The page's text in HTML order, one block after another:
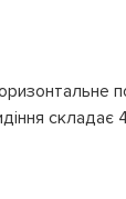
складає